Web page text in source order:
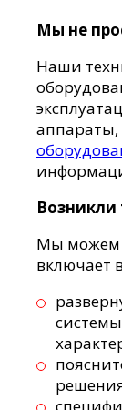
Мы не
Наши
аппараты,
Возникли
Мы можем
включает